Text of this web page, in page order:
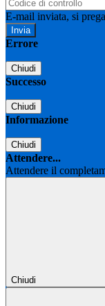
E-mail inviata, si
Errore
Chiudi
Successo
Chiudi
Informazione
Chiudi
Attendere...
Attendere il
Chiudi